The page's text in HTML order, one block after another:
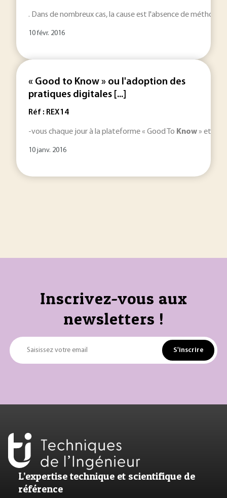
. Dans de nombreux cas, la cause est l'absence de
10 févr. 2016
« Good to Know » ou l'adoption des
pratiques digitales [...]
Réf : REX14
-vous chaque jour à la plateforme « Good To Know» et
10 janv. 2016
Inscrivez-vous aux
newsletters !
Saisissez votre email S'inscrire
L’expertise technique et scientifique de
référence